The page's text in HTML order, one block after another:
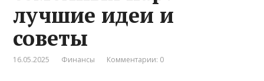
лучшие идеи и
советы
16.05.2025 Финансы Комментарии: 0